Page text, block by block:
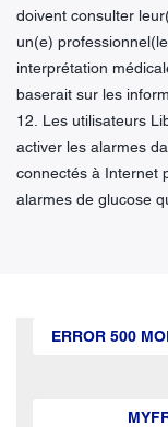
doivent consulter
un(e)
interprétation
baserait sur les
12. Les utilisateurs
activer les alarmes
connectés à Internet
alarmes de glucose
ERROR 500